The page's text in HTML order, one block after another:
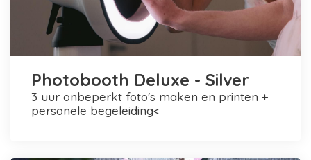
Photobooth Deluxe - Silver
3 uur onbeperkt foto's maken en printen +
personele begeleiding<